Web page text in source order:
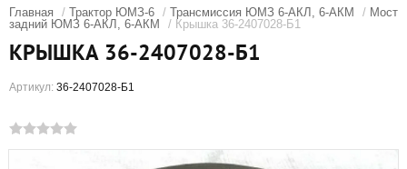
Главная / Трактор ЮМЗ-6 / Трансмиссия ЮМЗ 6-АКЛ, 6-АКМ / Мост
задний ЮМЗ 6-АКЛ, 6-АКМ
/ Крышка 36-2407028-Б1
КРЫШКА 36-2407028-Б1
Артикул: 36-2407028-Б1